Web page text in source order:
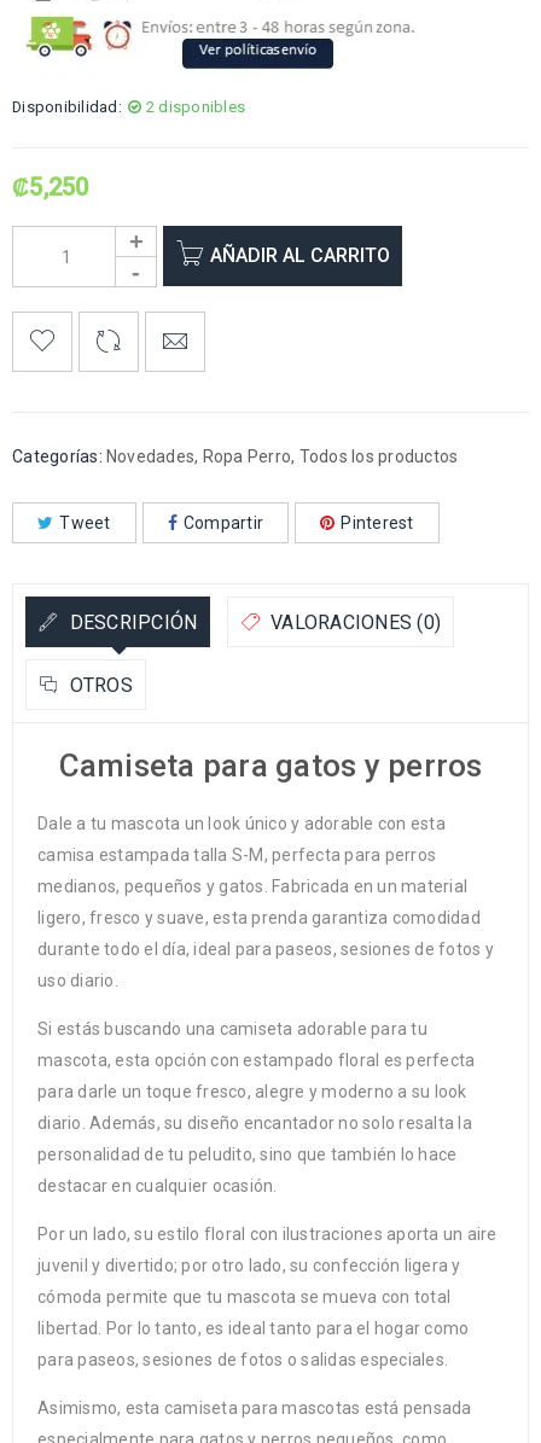
Disponibilidad: 2 disponibles
₡5,250
AÑADIR AL CARRITO
Categorías: Novedades, Ropa Perro, Todos los productos
Tweet Compartir Pinterest
DESCRIPCIÓN VALORACIONES (0)
OTROS
Camiseta para gatos y perros
Dale a tu mascota un look único y adorable con esta
camisa estampada talla S-M, perfecta para perros
medianos, pequeños y gatos. Fabricada en un material
ligero, fresco y suave, esta prenda garantiza comodidad
durante todo el día, ideal para paseos, sesiones de fotos y
uso diario.
Si estás buscando una camiseta adorable para tu
mascota, esta opción con estampado floral es perfecta
para darle un toque fresco, alegre y moderno a su look
diario. Además, su diseño encantador no solo resalta la
personalidad de tu peludito, sino que también lo hace
destacar en cualquier ocasión.
Por un lado, su estilo floral con ilustraciones aporta un aire
juvenil y divertido; por otro lado, su confección ligera y
cómoda permite que tu mascota se mueva con total
libertad. Por lo tanto, es ideal tanto para el hogar como
para paseos, sesiones de fotos o salidas especiales.
Asimismo, esta camiseta para mascotas está pensada
especialmente para gatos y perros pequeños, como